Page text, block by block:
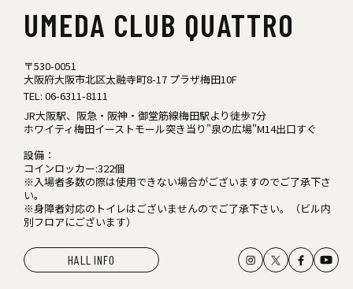
UMEDA CLUB QUATTRO
〒530-0051
大阪府大阪市北区太融寺町8-17 プラザ梅田10F
TEL: 06-6311-8111
JR大阪駅、阪急・阪神・御堂筋線梅田駅より徒歩7分
ホワイティ梅田イーストモール突き当り"泉の広場"M14出口すぐ
設備：
コインロッカー:322個
※入場者多数の際は使用できない場合がございますのでご了承下さ
い。
※身障者対応のトイレはございませんのでご了承下さい。（ビル内
別フロアにございます）
HALL INFO